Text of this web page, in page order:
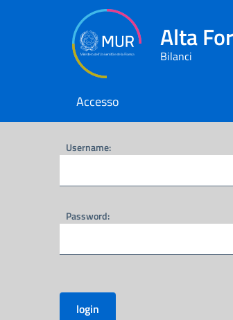
Alta
Bilanci
Accesso
Username:
Password:
login